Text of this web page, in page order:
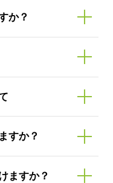
か？
すか？
ますか？